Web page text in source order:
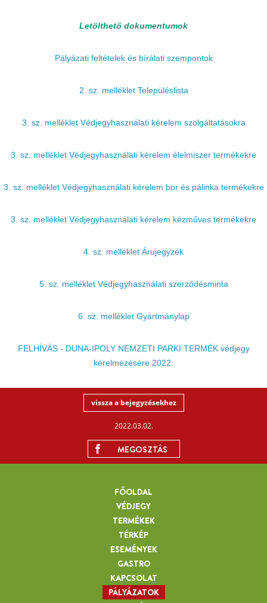
Letölthető dokumentumok
Pályázati feltételek és bírálati szempontok
2. sz. melléklet Településlista
3. sz. melléklet Védjegyhasználati kérelem szolgáltatásokra
3. sz. melléklet Védjegyhasználati kérelem élelmiszer termékekre
3. sz. melléklet Védjegyhasználati kérelem bor és pálinka termékekre
3. sz. melléklet Védjegyhasználati kérelem kézműves termékekre
4. sz. melléklet Árujegyzék
5. sz. melléklet Védjegyhasználati szerződésminta
6. sz. melléklet Gyártmánylap
FELHÍVÁS - DUNA-IPOLY NEMZETI PARKI TERMÉK védjegy
kérelmezésére 2022.
vissza a bejegyzésekhez
2022.03.02.
MEGOSZTÁS
FŐOLDAL
VÉDJEGY
TERMÉKEK
TÉRKÉP
ESEMÉNYEK
GASTRO
KAPCSOLAT
PÁLYÁZATOK